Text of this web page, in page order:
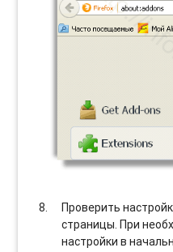
Проверить
страницы. При
настройки в